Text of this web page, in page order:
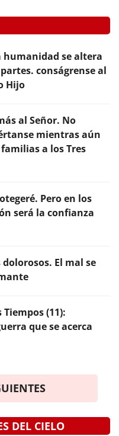
humanidad se altera
conságrense al
Hijo
al Señor. No
mientras aún
a los Tres
Pero en los
será la confianza
El mal se
(11):
que se acerca
DEL CIELO